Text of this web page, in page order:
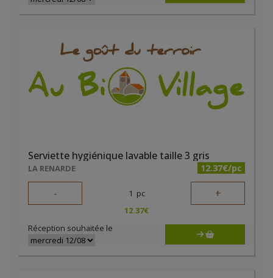
Serviette hygiénique lavable taille 3 gris
LA RENARDE 12.37€/pc
- 1 pc +
12.37€
Réception souhaitée le